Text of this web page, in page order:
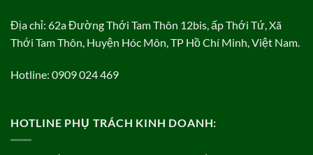
Địa chỉ: 62a Đường Thới Tam Thôn 12bis, ấp Thới Tứ, Xã
Thới Tam Thôn, Huyện Hóc Môn, TP Hồ Chí Minh, Việt Nam.
Hotline: 0909 024 469
HOTLINE PHỤ TRÁCH KINH DOANH: